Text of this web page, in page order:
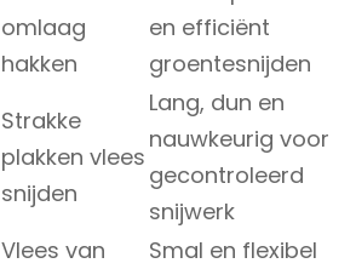
omlaag
hakken
en efficiënt
groente­snijden
Strakke
plakken vlees
snijden
Lang, dun en
nauwkeurig voor
gecontroleerd
snijwerk
Vlees van
Smal en flexibel